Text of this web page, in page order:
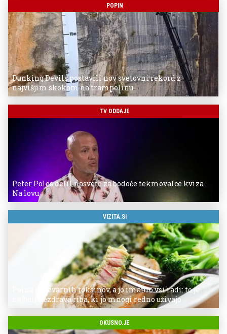
POPIN
Dunking Devils postavili nov svetovni rekord z
najvišjim skokom na trampolinu
TV ODDAJE
Peter Poles delil nasvete za bodoče tekmovalce kviza
Na lovu
VIZITA.SI
Polna je nevarnih toksinov, a jo imamo vsi radi: to je
najbolj nezdrava riba, ki jo mnogi redno uživajo
OKUSNO.JE